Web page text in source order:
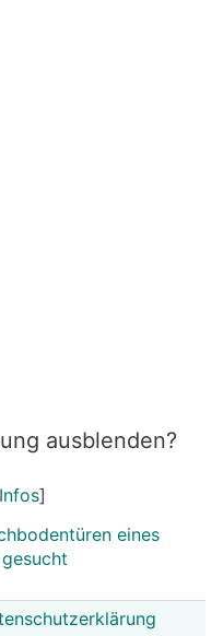
ausblenden?
]
eines